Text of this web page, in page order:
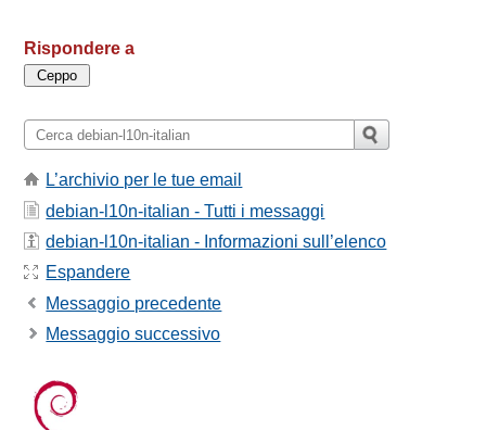
Rispondere a
L’archivio per le tue email
debian-l10n-italian - Tutti i messaggi
debian-l10n-italian - Informazioni sull’elenco
Espandere
Messaggio precedente
Messaggio successivo